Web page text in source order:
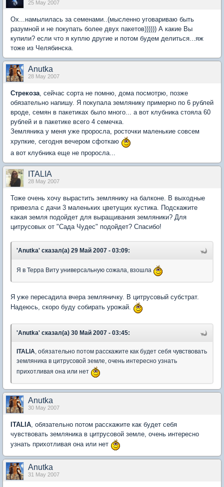
25 May 2007
Ох...намылилась за семенами..(мысленно уговариваю быть
разумной и не покупать более двух пакетов)))))) А какие Вы
купили? если что я куплю другие и потом будем делиться...яж
тоже из Челябинска.
Anutka
28 May 2007
Стрекоза, сейчас сорта не помню, дома посмотрю, позже
обязательно напишу. Я покупала землянику примерно по 6 рублей
вроде, семян в пакетиках было много... а вот клубника стояла 60
рублей и в пакетике всего 4 семечка.
Земляника у меня уже проросла, росточки маленькие совсем
хрупкие, сегодня вечером сфоткаю
а вот клубника еще не проросла...
ITALIA
28 May 2007
Тоже очень хочу вырастить землянику на балконе. В выходные
привезла с дачи 3 маленьких цветущих кустика. Подскажите
какая земля подойдет для выращивания земляники? Для
цитрусовых от "Сада Чудес" подойдет? Спасибо!
'Anutka' сказал(а) 29 Май 2007 - 03:09:
Я в Терра Виту универсальную сожала, взошла
Я уже пересадила вчера земляничку. В цитрусовый субстрат.
Надеюсь, скоро буду собирать урожай.
'Anutka' сказал(а) 30 Май 2007 - 03:45:
ITALIA, обязательно потом расскажите как будет себя чувствовать
земляника в цитрусовой земле, очень интересно узнать
прихотливая она или нет
Anutka
30 May 2007
ITALIA, обязательно потом расскажите как будет себя
чувствовать земляника в цитрусовой земле, очень интересно
узнать прихотливая она или нет
Anutka
31 May 2007